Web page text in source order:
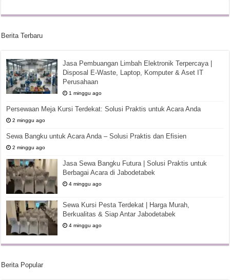
Berita Terbaru
Jasa Pembuangan Limbah Elektronik Terpercaya |
Disposal E-Waste, Laptop, Komputer & Aset IT
Perusahaan
1 minggu ago
Persewaan Meja Kursi Terdekat: Solusi Praktis untuk Acara Anda
2 minggu ago
Sewa Bangku untuk Acara Anda – Solusi Praktis dan Efisien
2 minggu ago
Jasa Sewa Bangku Futura | Solusi Praktis untuk
Berbagai Acara di Jabodetabek
4 minggu ago
Sewa Kursi Pesta Terdekat | Harga Murah,
Berkualitas & Siap Antar Jabodetabek
4 minggu ago
Berita Popular